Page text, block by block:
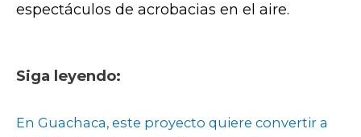
espectáculos de acrobacias en el aire.
Siga leyendo:
En Guachaca, este proyecto quiere convertir a